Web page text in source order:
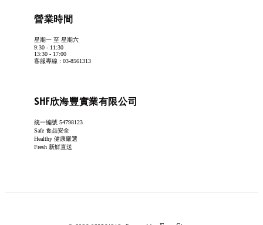
營業時間
星期一 至 星期六
9:30 - 11:30
13:30 - 17:00
客服專線 : 03-8561313
SHF欣海豐實業有限公司
統一編號 54798123
Safe 食品安全
Healthy 健康嚴選
Fresh 新鮮直送